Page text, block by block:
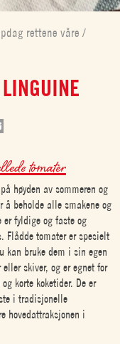
rettene våre /
tomater
høyden av sommeren og
beholde alle smakene og
fyldige og faste og
Flådde tomater er spesielt
kan bruke dem i sin egen
skiver, og er egnet for
korte koketider. De er
i tradisjonelle
hovedattraksjonen i